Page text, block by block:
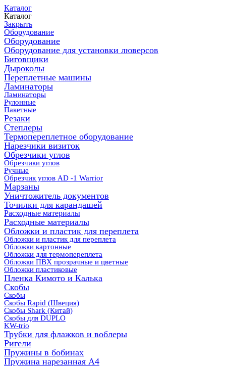
Каталог
Каталог
Закрыть
Оборудование
Оборудование
Оборудование для установки люверсов
Биговщики
Дыроколы
Переплетные машины
Ламинаторы
Ламинаторы
Рулонные
Пакетные
Резаки
Степлеры
Термопереплетное оборудование
Нарезчики визиток
Обрезчики углов
Обрезчики углов
Ручные
Обрезчик углов AD -1 Warrior
Марзаны
Уничтожитель документов
Точилки для карандашей
Расходные материалы
Расходные материалы
Обложки и пластик для переплета
Обложки и пластик для переплета
Обложки картонные
Обложки для термопереплета
Обложки ПВХ прозрачные и цветные
Обложки пластиковые
Пленка Кимото и Калька
Скобы
Скобы
Скобы Rapid (Швеция)
Скобы Shark (Китай)
Скобы для DUPLO
KW-trio
Трубки для флажков и воблеры
Ригели
Пружины в бобинах
Пружина нарезанная А4